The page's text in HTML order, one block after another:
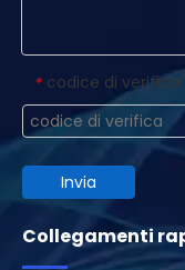
* codice di verifica
Invia
Collegamenti